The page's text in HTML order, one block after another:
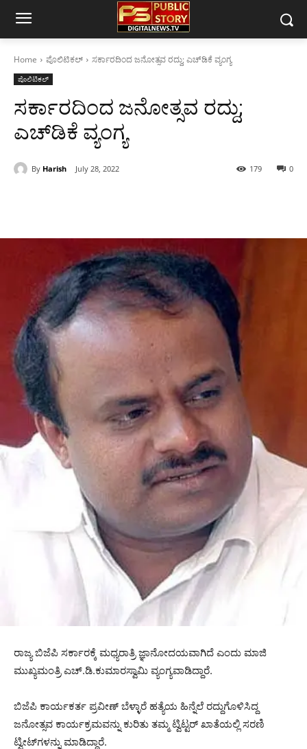
Home ಪೊಲಿಟಿಕಲ್ ಸರ್ಕಾರದಿಂದ ಜನೋತ್ಸವ ರದ್ದು; ಎಚ್‌ಡಿಕೆ ವ್ಯಂಗ್ಯ
ಪೊಲಿಟಿಕಲ್
ಸರ್ಕಾರದಿಂದ ಜನೋತ್ಸವ ರದ್ದು;
ಎಚ್‌ಡಿಕೆ ವ್ಯಂಗ್ಯ
By Harish July 28, 2022 0
179
ರಾಜ್ಯ ಬಿಜೆಪಿ ಸರ್ಕಾರಕ್ಕೆ ಮಧ್ಯರಾತ್ರಿ ಜ್ಞಾನೋದಯವಾಗಿದೆ ಎಂದು ಮಾಜಿ
ಮುಖ್ಯಮಂತ್ರಿ ಎಚ್.ಡಿ.ಕುಮಾರಸ್ವಾಮಿ ವ್ಯಂಗ್ಯವಾಡಿದ್ದಾರೆ.
ಬಿಜೆಪಿ ಕಾರ್ಯಕರ್ತ ಪ್ರವೀಣ್ ಬೆಳ್ಳಾರೆ ಹತ್ಯೆಯ ಹಿನ್ನೆಲೆ ರದ್ದುಗೊಳಿಸಿದ್ದ
ಜನೋತ್ಸವ ಕಾರ್ಯಕ್ರಮವನ್ನು ಕುರಿತು ತಮ್ಮ ಟ್ವಿಟ್ಟರ್ ಖಾತೆಯಲ್ಲಿ ಸರಣಿ
ಟ್ವೀಟ್‌ಗಳನ್ನು ಮಾಡಿದ್ದಾರೆ.